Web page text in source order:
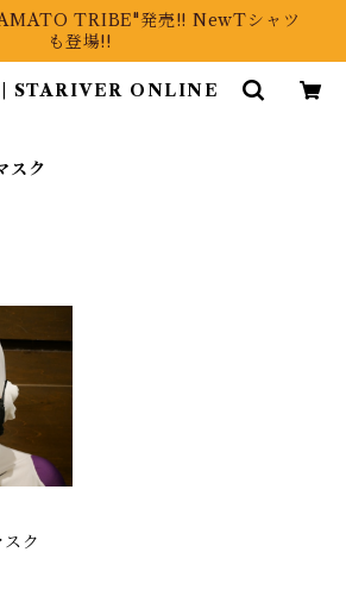
TRIBE"発売!! NewTシャツ
も登場!!
| STARIVER ONLINE
スク
スク